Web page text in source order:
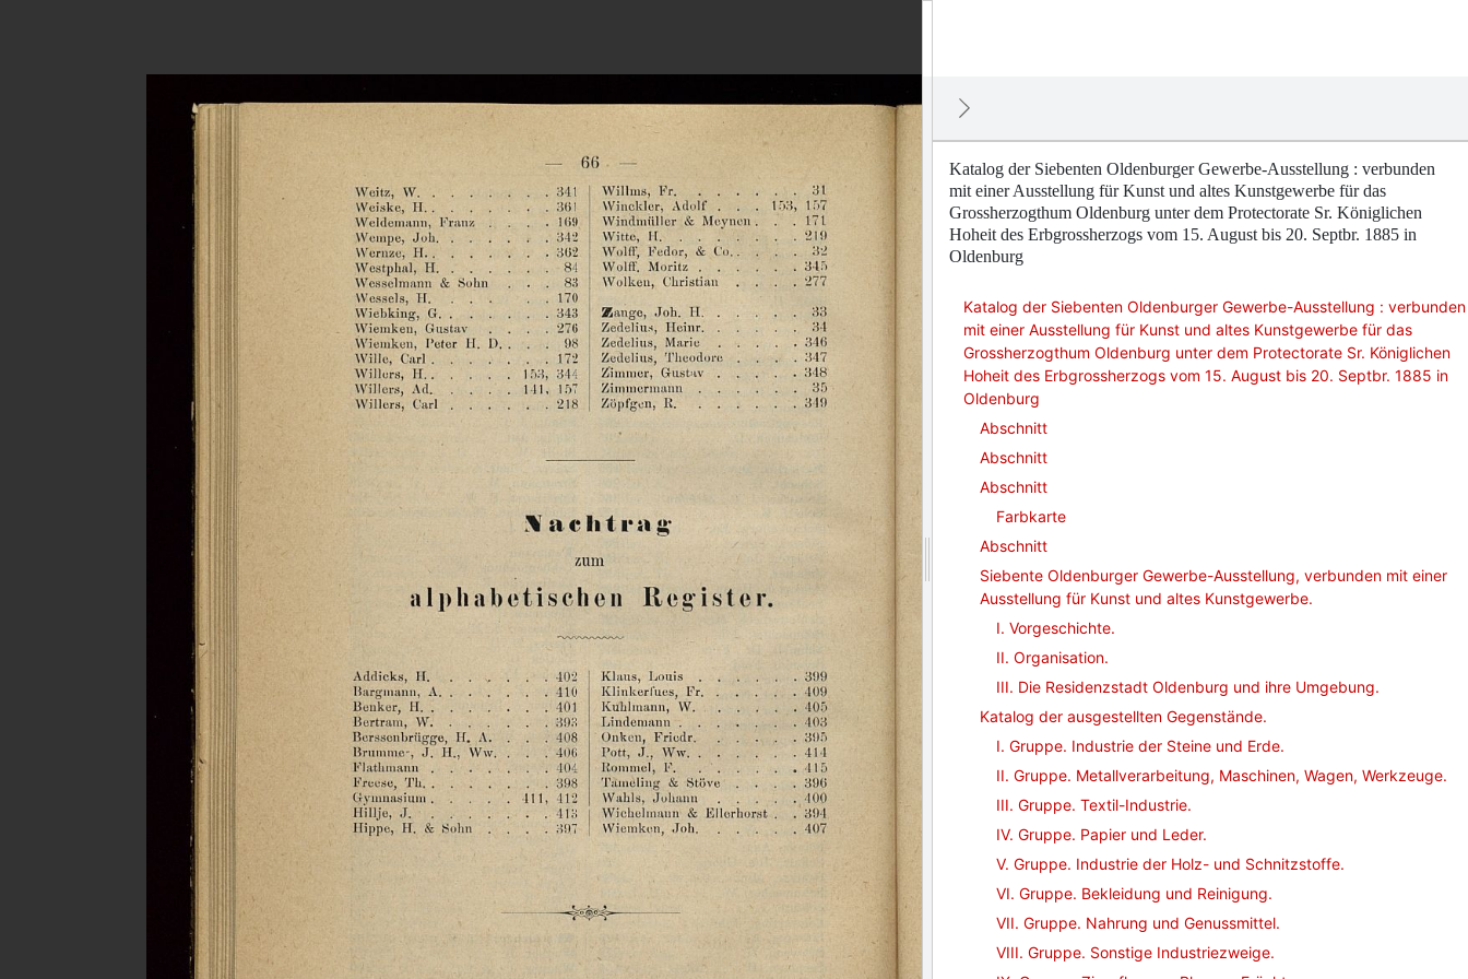
Katalog der Siebenten Oldenburger Gewerbe-Ausstellung : verbunden
mit einer Ausstellung für Kunst und altes Kunstgewerbe für das
Grossherzogthum Oldenburg unter dem Protectorate Sr. Königlichen
Hoheit des Erbgrossherzogs vom 15. August bis 20. Septbr. 1885 in
Oldenburg
Katalog der Siebenten Oldenburger Gewerbe-Ausstellung : verbunden
mit einer Ausstellung für Kunst und altes Kunstgewerbe für das
Grossherzogthum Oldenburg unter dem Protectorate Sr. Königlichen
Hoheit des Erbgrossherzogs vom 15. August bis 20. Septbr. 1885 in
Oldenburg
Abschnitt
Abschnitt
Abschnitt
Farbkarte
Abschnitt
Siebente Oldenburger Gewerbe-Ausstellung, verbunden mit einer
Ausstellung für Kunst und altes Kunstgewerbe.
I. Vorgeschichte.
II. Organisation.
III. Die Residenzstadt Oldenburg und ihre Umgebung.
Katalog der ausgestellten Gegenstände.
I. Gruppe. Industrie der Steine und Erde.
II. Gruppe. Metallverarbeitung, Maschinen, Wagen, Werkzeuge.
III. Gruppe. Textil-Industrie.
IV. Gruppe. Papier und Leder.
V. Gruppe. Industrie der Holz- und Schnitzstoffe.
VI. Gruppe. Bekleidung und Reinigung.
VII. Gruppe. Nahrung und Genussmittel.
VIII. Gruppe. Sonstige Industriezweige.